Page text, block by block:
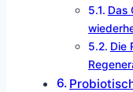
Das
Die